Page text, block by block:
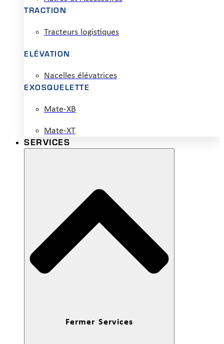
TRACTION
Tracteurs logistiques
ELÉVATION
Nacelles élévatrices
EXOSQUELETTE
Mate-XB
Mate-XT
SERVICES
Fermer Services